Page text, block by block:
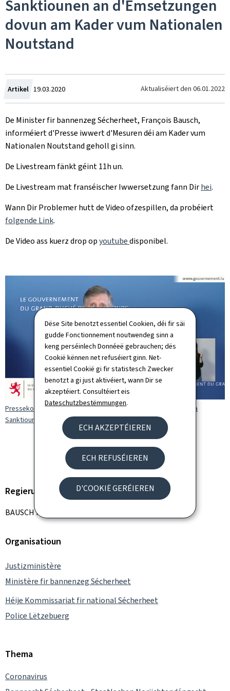
Dëse Site benotzt essentiel Cookien, déi fir säi
gudde Fonctionnement noutwendeg sinn a
keng perséinlech Donnéeë gebrauchen; dës
Cookië kënnen net refuséiert ginn. Net-
essentiel Cookië gi fir statistesch Zwecker
benotzt a gi just aktivéiert, wann Dir se
akzeptéiert. Consultéiert eis
Dateschutzbestëmmungen.
ECH AKZEPTÉIEREN
ECH REFUSÉIEREN
D'COOKIË GERÉIEREN
Sanktiounen an d'Ëmsetzungen
dovun am Kader vum Nationalen
Noutstand
Artikel Created
on
19.03.2020 Aktualiséiert den 06.01.2022
De Minister fir bannenzeg Sécherheet, François Bausch,
informéiert d'Presse iwwert d'Mesuren déi am Kader vum
Nationalen Noutstand geholl gi sinn.
De Livestream fänkt géint 11h un.
De Livestream mat franséischer Iwwersetzung fann Dirhei.
Wann Dir Problemer hutt de Video ofzespillen, da probéiert
folgende Link.
De Video ass kuerz drop opyoutubedisponibel.
Pressekonferenz vum François Bausch iwwert déi nei Mesuren a
Sanktiounen am Kader vum Etat de crise (Vidéo YouTube)
Regierungsmember
BAUSCH François
Organisatioun
Justizministère
Ministère fir bannenzeg Sécherheet
Héije Kommissariat fir national Sécherheet
Police Lëtzebuerg
Thema
Coronavirus